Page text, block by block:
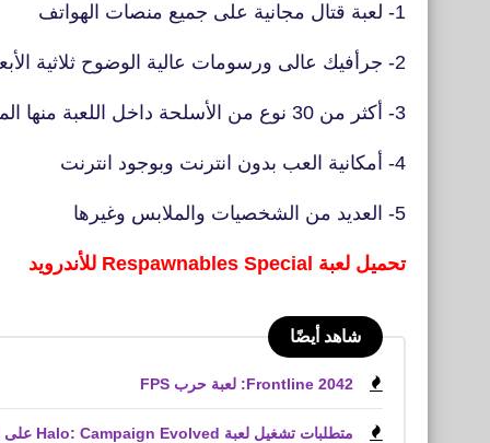
1- لعبة قتال مجانية على جميع منصات الهواتف
2- جرأفيك عالى ورسومات عالية الوضوح ثلاثية الأبعاد
3- أكثر من 30 نوع من الأسلحة داخل اللعبة منها المجانى والمدفوع
4- أمكانية العب بدون انترنت وبوجود انترنت
5- العديد من الشخصيات والملابس وغيرها
تحميل لعبة Respawnables Special للأندرويد
شاهد أيضًا
Frontline 2042: لعبة حرب FPS
متطلبات تشغيل لعبة Halo: Campaign Evolved على الكمبيوتر الشخصي